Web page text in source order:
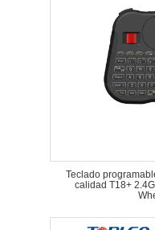
Teclado
calidad T18+